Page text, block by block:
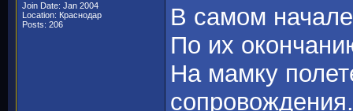
Join Date: Jan 2004
Location: Краснодар
Posts: 206
В самом
По их
На мамку